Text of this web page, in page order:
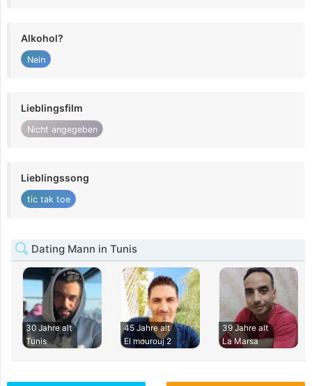
Alkohol?
Nein
Lieblingsfilm
Nicht angegeben
Lieblingssong
tic tak toe
Dating Mann in Tunis
30 Jahre alt
Tunis
45 Jahre alt
El mourouj 2
39 Jahre alt
La Marsa